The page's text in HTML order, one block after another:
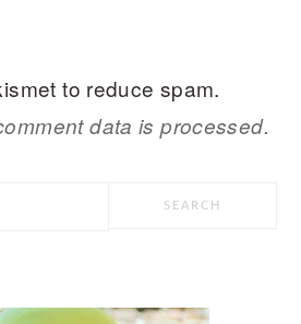
to reduce spam.
data is processed.